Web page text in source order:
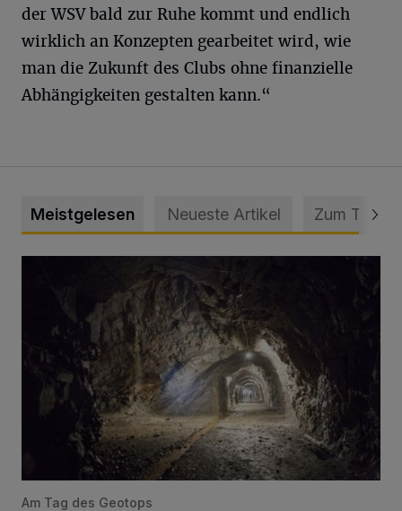
der WSV bald zur Ruhe kommt und endlich
wirklich an Konzepten gearbeitet wird, wie
man die Zukunft des Clubs ohne finanzielle
Abhängigkeiten gestalten kann.“
Meistgelesen Neueste Artikel Zum Thema
Am Tag des Geotops